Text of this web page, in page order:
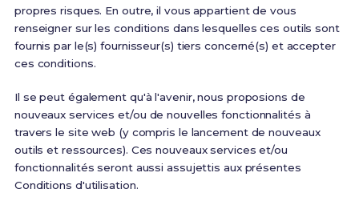
propres risques. En outre, il vous appartient de vous
renseigner sur les conditions dans lesquelles ces outils sont
fournis par le(s) fournisseur(s) tiers concerné(s) et accepter
ces conditions.
Il se peut également qu'à l'avenir, nous proposions de
nouveaux services et/ou de nouvelles fonctionnalités à
travers le site web (y compris le lancement de nouveaux
outils et ressources). Ces nouveaux services et/ou
fonctionnalités seront aussi assujettis aux présentes
Conditions d'utilisation.